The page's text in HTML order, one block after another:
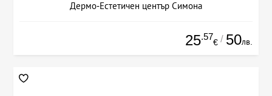
Дермо-Естетичен център Симона
25.57
€ / 50лв.